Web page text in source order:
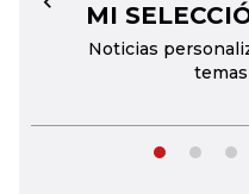
MI
Noticias
←